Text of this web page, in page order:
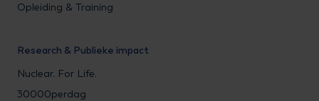
Opleiding & Training
Research & Publieke impact
Nuclear. For Life.
30000perdag